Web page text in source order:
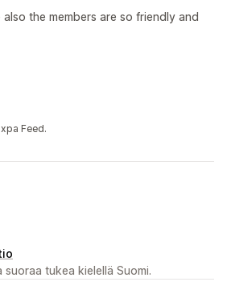
the members are so friendly and
Feed.
tukea kielellä Suomi.